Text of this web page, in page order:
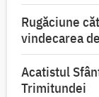
Rugăciune
vindecarea
Acatistul
Trimitundei